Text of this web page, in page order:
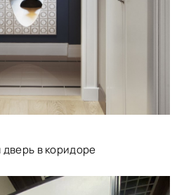
дверь в коридоре